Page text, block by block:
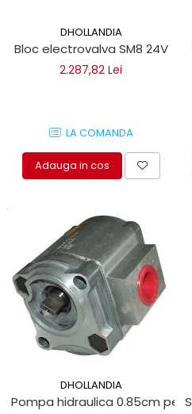
DHOLLANDIA
Bloc electrovalva SM8 24V
2.287,82 Lei
LA COMANDA
Adauga in cos
DHOLLANDIA
Pompa hidraulica 0.85cm